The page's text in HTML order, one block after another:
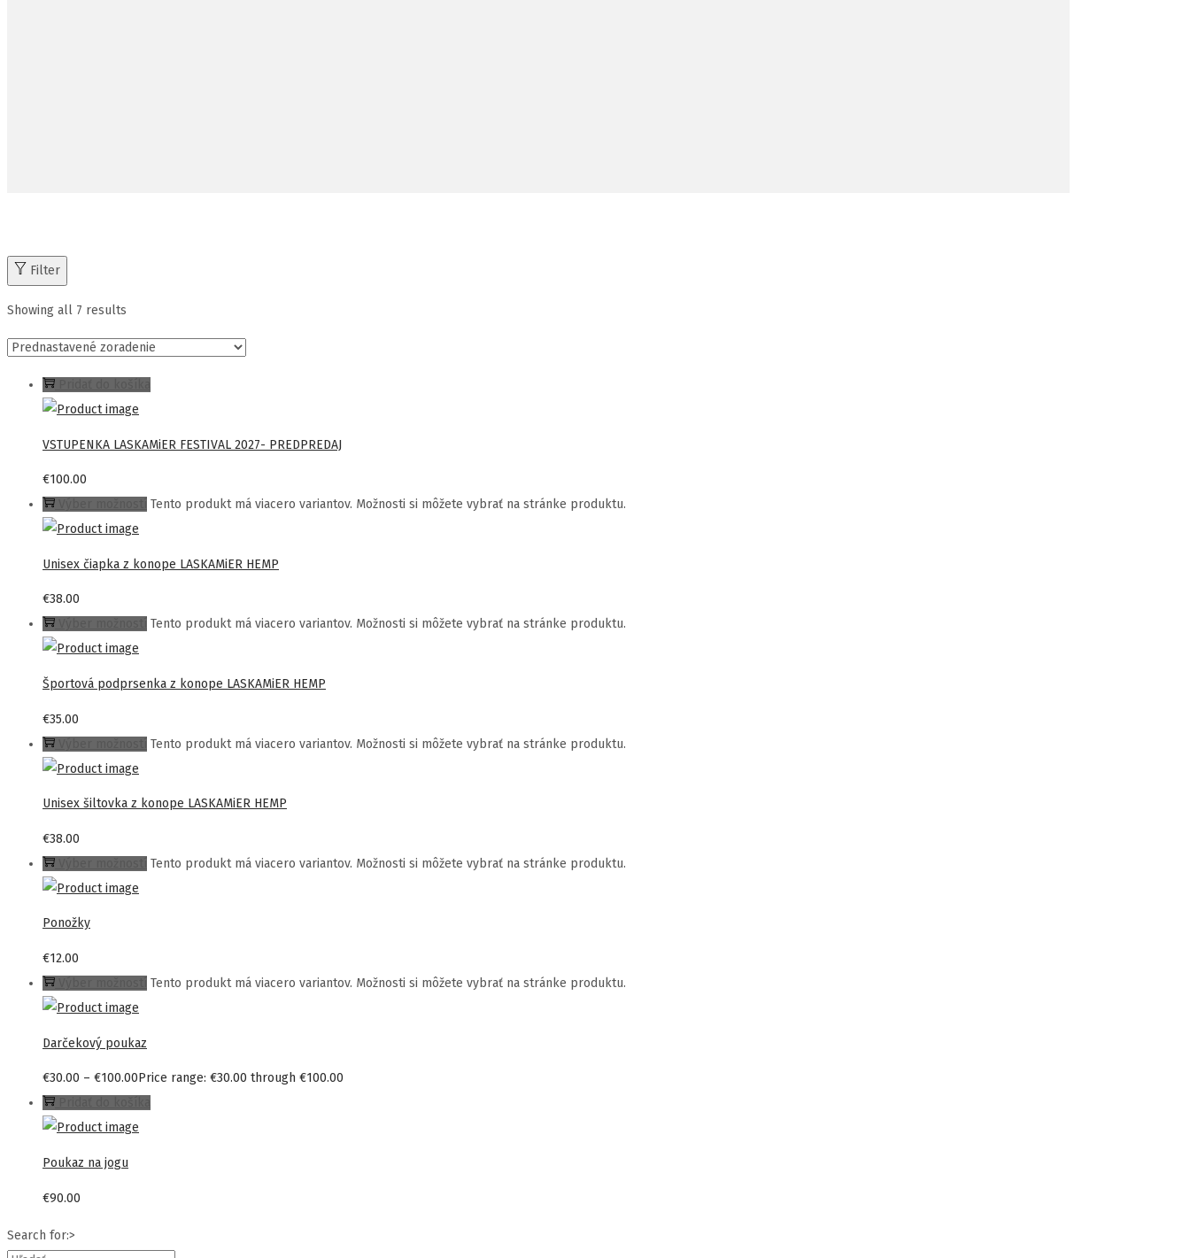
Filter
Showing all 7 results
VSTUPENKA LASKAMiER FESTIVAL 2027- PREDPREDAJ
€100.00
Tento produkt má viacero variantov. Možnosti si môžete vybrať na stránke produktu.
Unisex čiapka z konope LASKAMiER HEMP
€38.00
Tento produkt má viacero variantov. Možnosti si môžete vybrať na stránke produktu.
Športová podprsenka z konope LASKAMiER HEMP
€35.00
Tento produkt má viacero variantov. Možnosti si môžete vybrať na stránke produktu.
Unisex šiltovka z konope LASKAMiER HEMP
€38.00
Tento produkt má viacero variantov. Možnosti si môžete vybrať na stránke produktu.
Ponožky
€12.00
Tento produkt má viacero variantov. Možnosti si môžete vybrať na stránke produktu.
Darčekový poukaz
€30.00 – €100.00Price range: €30.00 through €100.00
Poukaz na jogu
€90.00
Search for:>